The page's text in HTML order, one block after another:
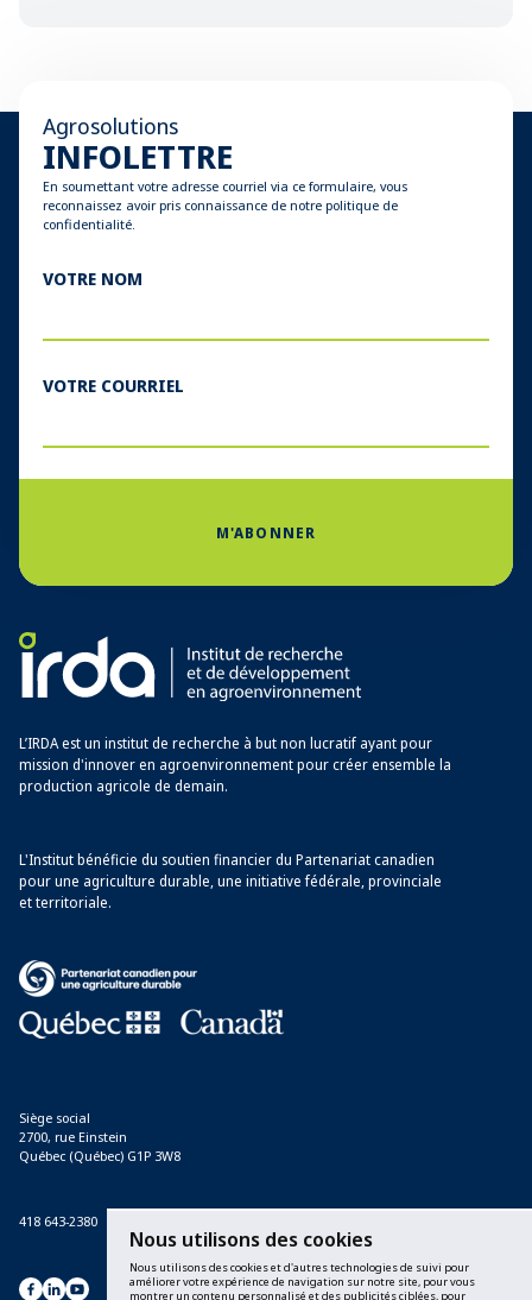
Nous utilisons des cookies
Nous utilisons des cookies et d'autres technologies de suivi pour
améliorer votre expérience de navigation sur notre site, pour vous
montrer un contenu personnalisé et des publicités ciblées, pour
Agrosolutions
INFOLETTRE
En soumettant votre adresse courriel via ce formulaire, vous
reconnaissez avoir pris connaissance de notre politique de
confidentialité.
VOTRE NOM
VOTRE COURRIEL
M'ABONNER
L’IRDA est un institut de recherche à but non lucratif ayant pour
mission d'innover en agroenvironnement pour créer ensemble la
production agricole de demain.
L'Institut bénéficie du soutien financier du Partenariat canadien
pour une agriculture durable, une initiative fédérale, provinciale
et territoriale.
Avec le soutien financier du Partenariat canadien pour une agriculture
Siège social
2700, rue Einstein
Québec (Québec) G1P 3W8
418 643-2380